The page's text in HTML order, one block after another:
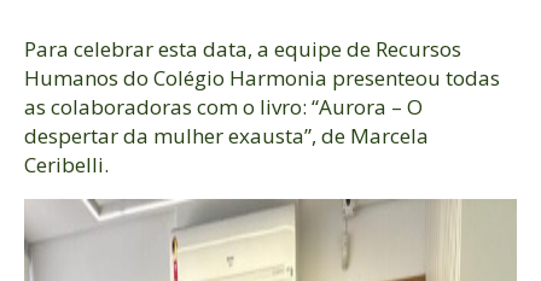
Para celebrar esta data, a equipe de Recursos
Humanos do Colégio Harmonia presenteou todas
as colaboradoras com o livro: “Aurora – O
despertar da mulher exausta”, de Marcela
Ceribelli.